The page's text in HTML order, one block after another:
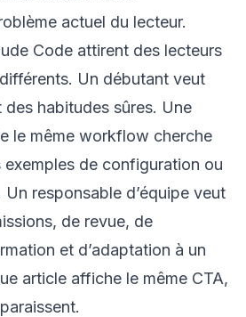
actuel du lecteur.
Code attirent des lecteurs
Un débutant veut
habitudes sûres. Une
le même workflow cherche
de configuration ou
responsable d’équipe veut
de revue, de
et d’adaptation à un
article affiche le même CTA,